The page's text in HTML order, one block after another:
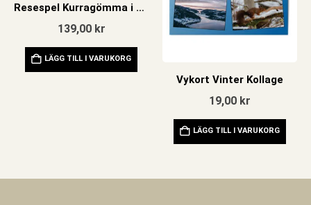
Resespel Kurragömma i safariparken
139,00 kr
LÄGG TILL I VARUKORG
Vykort Vinter Kollage
19,00 kr
LÄGG TILL I VARUKORG